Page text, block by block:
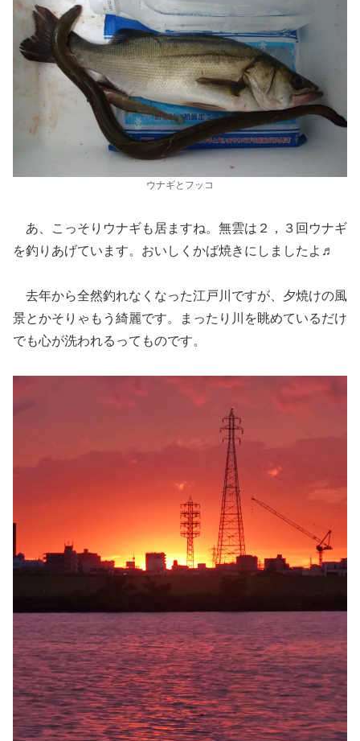
ウナギとフッコ
あ、こっそりウナギも居ますね。無雲は２，３回ウナギ
を釣りあげています。おいしくかば焼きにしましたよ♬
去年から全然釣れなくなった江戸川ですが、夕焼けの風
景とかそりゃもう綺麗です。まったり川を眺めているだけ
でも心が洗われるってものです。